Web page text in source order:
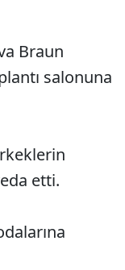
Braun
salonuna
etti.